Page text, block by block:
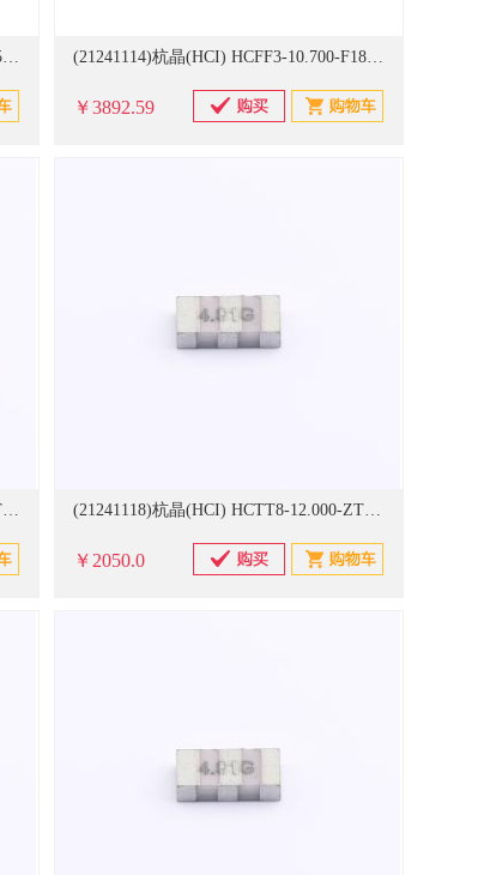
(21241113)杭晶(HCI) HCFF3-10.700-F150IL10AX Ceramic Filter,7.0x3.0x1.5,10.7MHz,BW 150±40KHz,IL 10dB,-20-80℃ 1000个/卷 陶瓷滤波器(单位：卷) (21241114)杭晶(HCI) HCFF3-10.700-F180IL07AX Ceramic Filter,7.0x3.0x1.5,10.7MHz,BW 180±40KHz,IL 7dB,-20-80℃ 1000个/卷 陶瓷滤波器(单位：卷)
￥3892.59
(21241117)杭晶(HCI) HCTT5-8.000-ZTTCV-22X Ceramic Resonator,ZTTCV,3.7x3.1x1.4,8MHz,C1=C2=22pF,±0.5%,-25-85℃,±0.3%,ESR：30 1000个/卷 陶瓷滤波器(单位：卷) (21241118)杭晶(HCI) HCTT8-12.000-ZTTCP-10X Ceramic Resonator,ZTTCP,6.0x3.0x1.5,12MHz,C1=C2=10pF,±0.5%,-25-85℃,±0.3% 1000个/卷 陶瓷滤波器(单位：卷)
￥2050.0